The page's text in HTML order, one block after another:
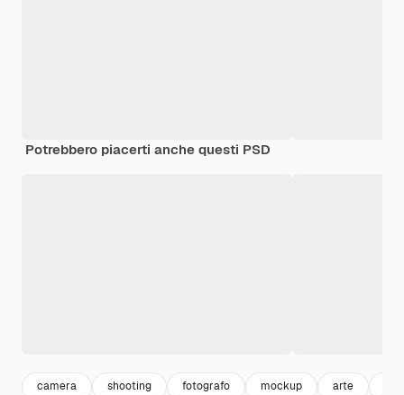
Potrebbero piacerti anche questi PSD
camera shooting fotografo mockup arte